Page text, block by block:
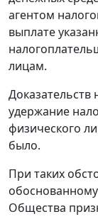
агентом
выплате
лицам.
удержание
физического
было.
При таких
Общества